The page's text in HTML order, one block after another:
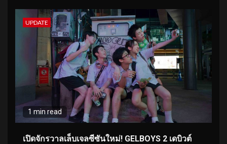
UPDATE
1 min read
เปิดจักรวาลเล็บเจลซีซันใหม่! GELBOYS 2 เดบิวต์